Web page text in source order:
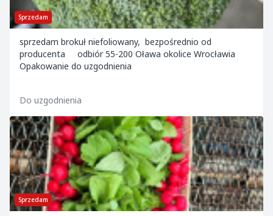
Sprzedam
sprzedam brokuł niefoliowany, bezpośrednio od
producenta odbiór 55-200 Oława okolice Wrocławia
Opakowanie do uzgodnienia
Do uzgodnienia
Sprzedam